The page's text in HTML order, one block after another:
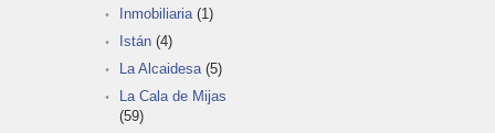
Inmobiliaria (1)
Istán (4)
La Alcaidesa (5)
La Cala de Mijas
(59)